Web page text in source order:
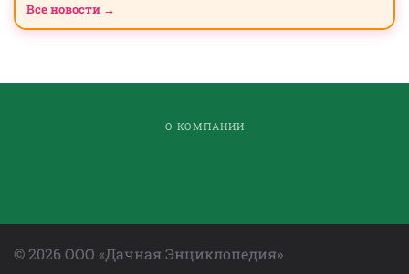
Все новости →
О КОМПАНИИ
©2026 ООО «Дачная Энциклопедия»